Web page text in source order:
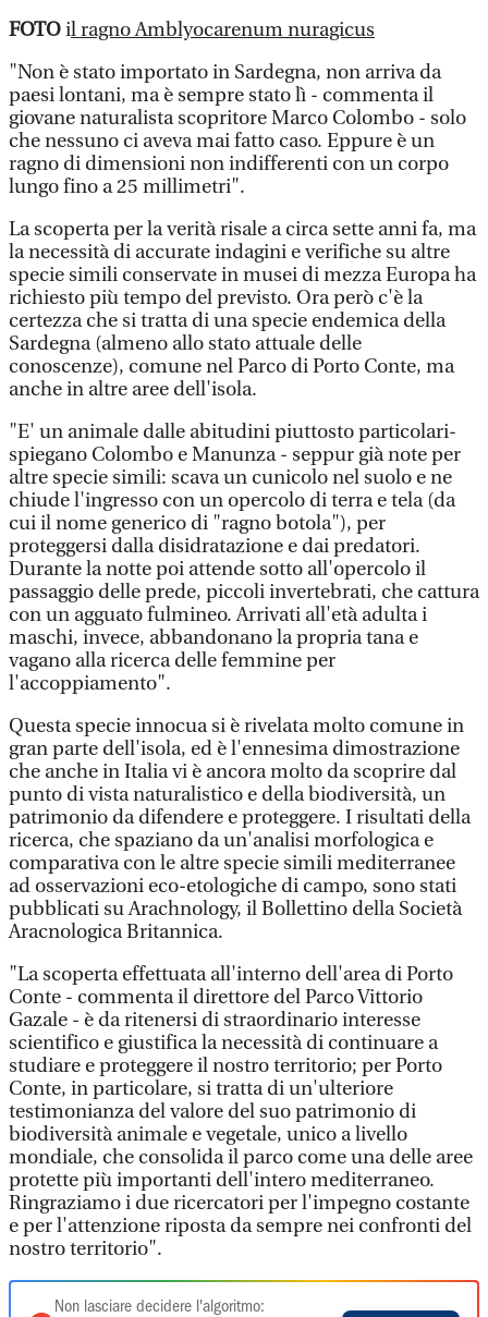
FOTOil ragno Amblyocarenum nuragicus
"Non è stato importato in Sardegna, non arriva da
paesi lontani, ma è sempre stato lì - commenta il
giovane naturalista scopritore Marco Colombo - solo
che nessuno ci aveva mai fatto caso. Eppure è un
ragno di dimensioni non indifferenti con un corpo
lungo fino a 25 millimetri".
La scoperta per la verità risale a circa sette anni fa, ma
la necessità di accurate indagini e verifiche su altre
specie simili conservate in musei di mezza Europa ha
richiesto più tempo del previsto. Ora però c'è la
certezza che si tratta di una specie endemica della
Sardegna (almeno allo stato attuale delle
conoscenze), comune nel Parco di Porto Conte, ma
anche in altre aree dell'isola.
"E' un animale dalle abitudini piuttosto particolari-
spiegano Colombo e Manunza - seppur già note per
altre specie simili: scava un cunicolo nel suolo e ne
chiude l'ingresso con un opercolo di terra e tela (da
cui il nome generico di "ragno botola"), per
proteggersi dalla disidratazione e dai predatori.
Durante la notte poi attende sotto all'opercolo il
passaggio delle prede, piccoli invertebrati, che cattura
con un agguato fulmineo. Arrivati all'età adulta i
maschi, invece, abbandonano la propria tana e
vagano alla ricerca delle femmine per
l'accoppiamento".
Questa specie innocua si è rivelata molto comune in
gran parte dell'isola, ed è l'ennesima dimostrazione
che anche in Italia vi è ancora molto da scoprire dal
punto di vista naturalistico e della biodiversità, un
patrimonio da difendere e proteggere. I risultati della
ricerca, che spaziano da un'analisi morfologica e
comparativa con le altre specie simili mediterranee
ad osservazioni eco-etologiche di campo, sono stati
pubblicati su Arachnology, il Bollettino della Società
Aracnologica Britannica.
"La scoperta effettuata all'interno dell'area di Porto
Conte - commenta il direttore del Parco Vittorio
Gazale - è da ritenersi di straordinario interesse
scientifico e giustifica la necessità di continuare a
studiare e proteggere il nostro territorio; per Porto
Conte, in particolare, si tratta di un'ulteriore
testimonianza del valore del suo patrimonio di
biodiversità animale e vegetale, unico a livello
mondiale, che consolida il parco come una delle aree
protette più importanti dell'intero mediterraneo.
Ringraziamo i due ricercatori per l'impegno costante
e per l'attenzione riposta da sempre nei confronti del
nostro territorio".
Non lasciare decidere l'algoritmo: